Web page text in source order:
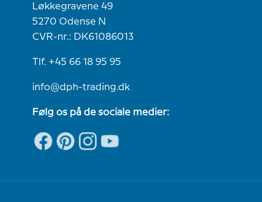
Løkkegravene 49
5270 Odense N
CVR-nr.: DK61086013
Tlf. +45 66 18 95 95
info@dph-trading.dk
Følg os på de sociale medier: